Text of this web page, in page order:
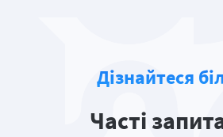
Дізнайтеся
Часті